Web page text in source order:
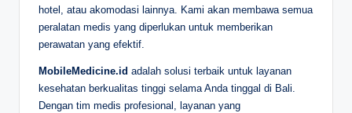
hotel, atau akomodasi lainnya. Kami akan membawa semua
peralatan medis yang diperlukan untuk memberikan
perawatan yang efektif.
MobileMedicine.id adalah solusi terbaik untuk layanan
kesehatan berkualitas tinggi selama Anda tinggal di Bali.
Dengan tim medis profesional, layanan yang